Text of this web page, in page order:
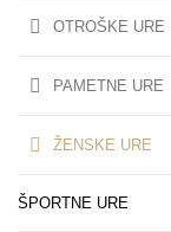
OTROŠKE URE
PAMETNE URE
ŽENSKE URE
ŠPORTNE URE